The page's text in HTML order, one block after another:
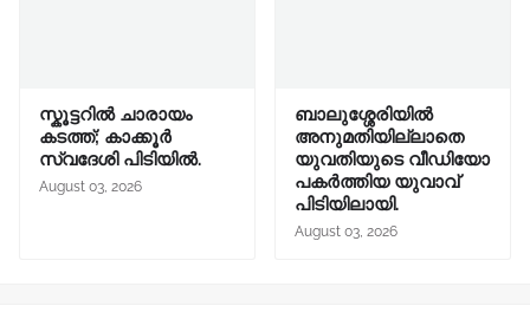
സ്കൂട്ടറിൽ ചാരായം
കടത്ത്; കാക്കൂർ
സ്വദേശി പിടിയിൽ.
August 03, 2026
ബാലുശ്ശേരിയിൽ
അനുമതിയില്ലാതെ
യുവതിയുടെ വീഡിയോ
പകർത്തിയ യുവാവ്
പിടിയിലായി.
August 03, 2026